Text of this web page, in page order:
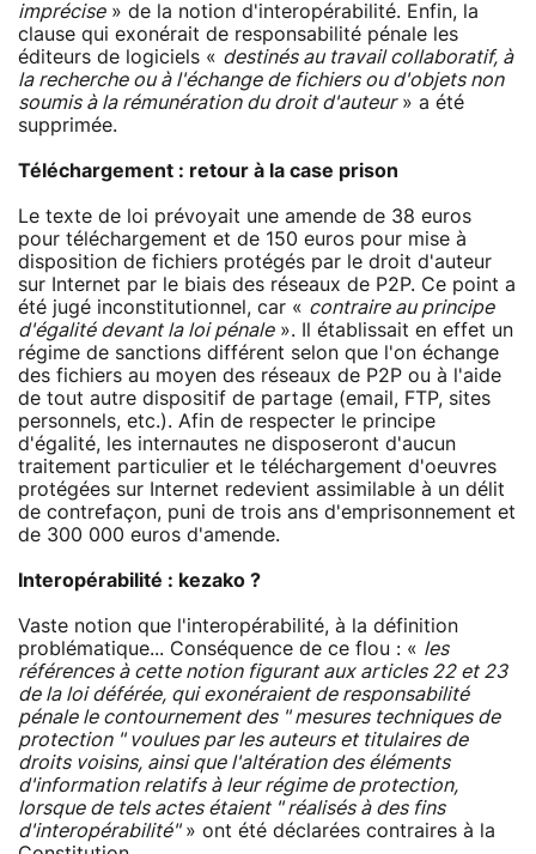
imprécise» de la notion d'interopérabilité. Enfin, la
clause qui exonérait de responsabilité pénale les
éditeurs de logiciels « destinés au travail collaboratif, à
la recherche ou à l'échange de fichiers ou d'objets non
soumis à la rémunération du droit d'auteur» a été
supprimée.
Téléchargement : retour à la case prison
Le texte de loi prévoyait une amende de 38 euros
pour téléchargement et de 150 euros pour mise à
disposition de fichiers protégés par le droit d'auteur
sur Internet par le biais des réseaux de P2P. Ce point a
été jugé inconstitutionnel, car « contraire au principe
d'égalité devant la loi pénale». Il établissait en effet un
régime de sanctions différent selon que l'on échange
des fichiers au moyen des réseaux de P2P ou à l'aide
de tout autre dispositif de partage (email, FTP, sites
personnels, etc.). Afin de respecter le principe
d'égalité, les internautes ne disposeront d'aucun
traitement particulier et le téléchargement d'oeuvres
protégées sur Internet redevient assimilable à un délit
de contrefaçon, puni de trois ans d'emprisonnement et
de 300 000 euros d'amende.
Interopérabilité : kezako ?
Vaste notion que l'interopérabilité, à la définition
problématique... Conséquence de ce flou : « les
références à cette notion figurant aux articles 22 et 23
de la loi déférée, qui exonéraient de responsabilité
pénale le contournement des " mesures techniques de
protection " voulues par les auteurs et titulaires de
droits voisins, ainsi que l'altération des éléments
d'information relatifs à leur régime de protection,
lorsque de tels actes étaient " réalisés à des fins
d'interopérabilité"» ont été déclarées contraires à la